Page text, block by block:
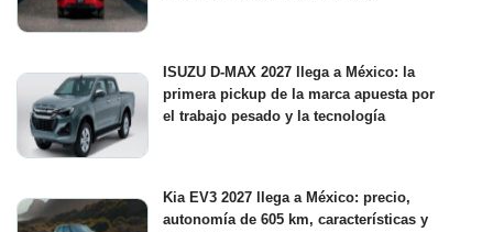
ISUZU D-MAX 2027 llega a México: la
primera pickup de la marca apuesta por
el trabajo pesado y la tecnología
Kia EV3 2027 llega a México: precio,
autonomía de 605 km, características y